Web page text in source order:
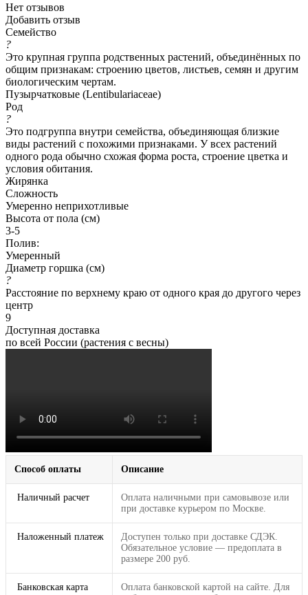
Нет отзывов
Добавить отзыв
Семейство
?
Это крупная группа родственных растений, объединённых по
общим признакам: строению цветов, листьев, семян и другим
биологическим чертам.
Пузырчатковые (Lentibulariaceae)
Род
?
Это подгруппа внутри семейства, объединяющая близкие
виды растений с похожими признаками. У всех растений
одного рода обычно схожая форма роста, строение цветка и
условия обитания.
Жирянка
Сложность
Умеренно неприхотливые
Высота от пола (см)
3-5
Полив:
Умеренный
Диаметр горшка (см)
?
Расстояние по верхнему краю от одного края до другого через
центр
9
Доступная доставка
по всей России (растения с весны)
Способ оплаты Описание
Наличный расчет
Оплата наличными при самовывозе или
при доставке курьером по Москве.
Наложенный платеж
Доступен только при доставке СДЭК.
Обязательное условие — предоплата в
размере 200 руб.
Банковская карта
Оплата банковской картой на сайте. Для